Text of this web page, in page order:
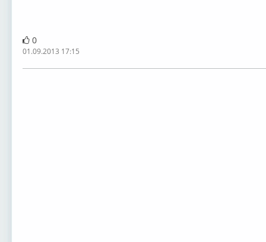
0
01.09.2013 17:15